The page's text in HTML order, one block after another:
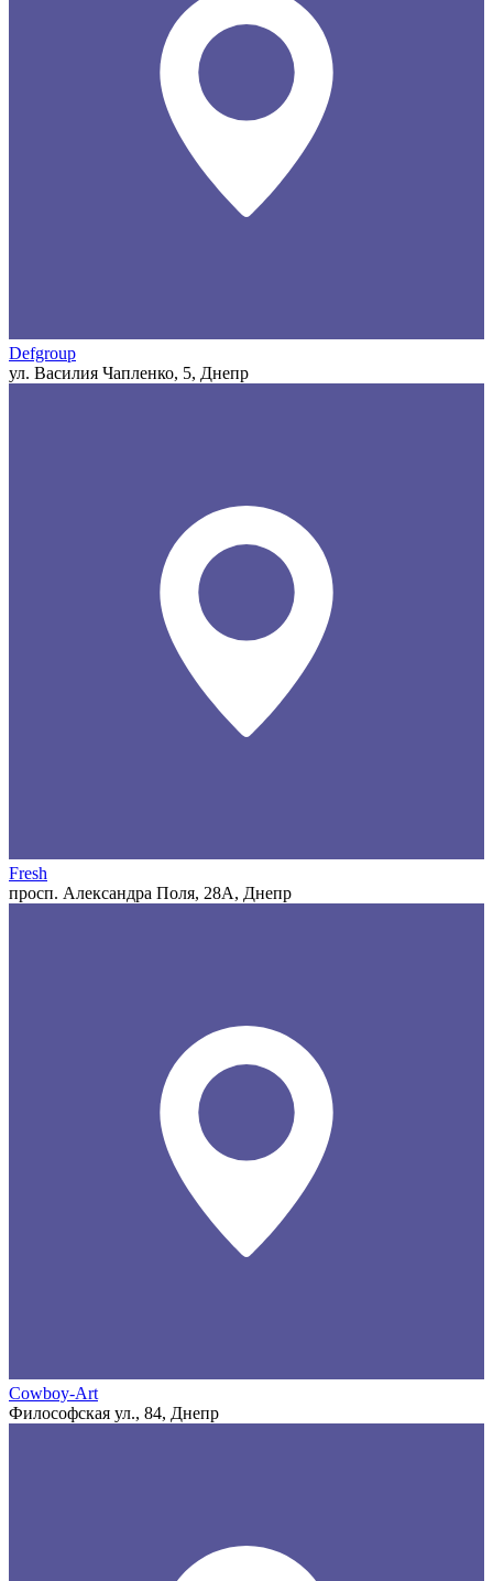
Defgroup
ул. Василия Чапленко, 5, Днепр
Fresh
просп. Александра Поля, 28А, Днепр
Cowboy-Art
Философская ул., 84, Днепр